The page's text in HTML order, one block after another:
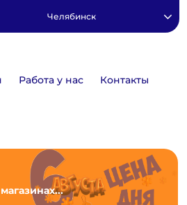
Челябинск
Работа у нас Контакты